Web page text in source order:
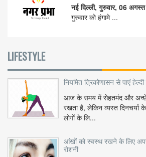
नई दिल्ली, गुरुवार, 06
गुरुवार को हंगामे ...
LIFESTYLE
नियमित त्रिकोणासन से पाएं
आज के समय में सेहतमंद और अच्छे
रखता है, लेकिन व्यस्त दिनचर्या
लोगों के लि...
आंखों को स्वस्थ रखने के लिए
रोशनी